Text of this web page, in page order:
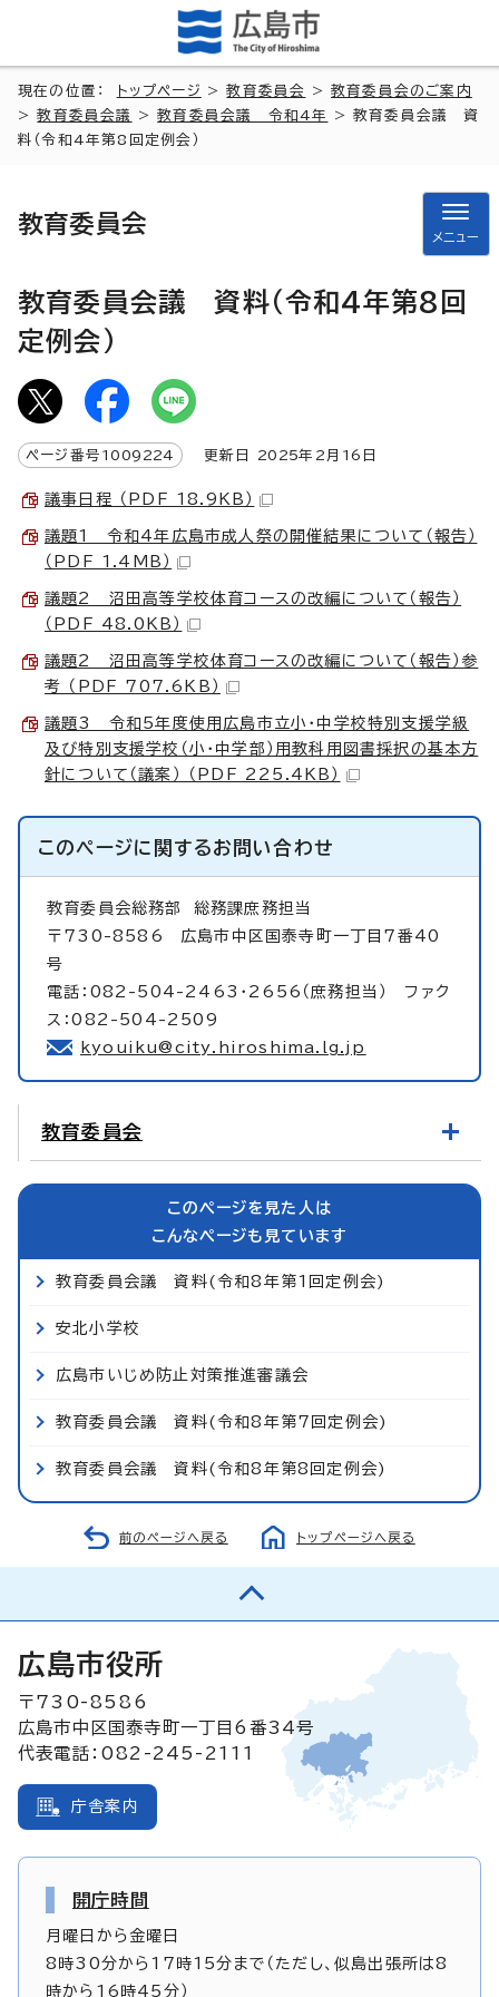
現在の位置： トップページ >教育委員会 >教育委員会のご案内
>教育委員会議 >教育委員会議 令和4年
> 教育委員会議 資
料（令和4年第8回定例会）
教育委員会
メニュー
教育委員会議 資料（令和4年第8回
定例会）
ページ番号 1009224 更新日 2025年2月 16 日
議事日程 （PDF 18.9KB）
議題1 令和4年広島市成人祭の開催結果について（報告）
（PDF 1.4MB）
議題2 沼田高等学校体育コースの改編について（報告）
（PDF 48.0KB）
議題2 沼田高等学校体育コースの改編について（報告）参
考 （PDF 707.6KB）
議題3 令和5年度使用広島市立小・中学校特別支援学級
及び特別支援学校（小・中学部）用教科用図書採択の基本方
針について（議案） （PDF 225.4KB）
このページに関するお問い合わせ
教育委員会総務部 総務課庶務担当
〒730-8586 広島市中区国泰寺町一丁目7番40
号
電話：082-504-2463・2656（庶務担当） ファク
ス：082-504-2509
kyouiku@city.hiroshima.lg.jp
教育委員会
このページを見た人は
こんなページも見ています
教育委員会議 資料(令和8年第1回定例会)
安北小学校
広島市いじめ防止対策推進審議会
教育委員会議 資料(令和8年第7回定例会)
教育委員会議 資料(令和8年第8回定例会)
前のページへ戻る トップページへ戻る
広島市役所
〒730-8586
広島市中区国泰寺町一丁目6番34号
代表電話：082-245-2111
庁舎案内
開庁時間
月曜日から金曜日
8時30分から17時15分まで（ただし、似島出張所は8
時から16時45分）